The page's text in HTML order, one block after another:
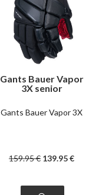
Gants Bauer Vapor
3X senior
Gants Bauer Vapor 3X
159.95€ 139.95€